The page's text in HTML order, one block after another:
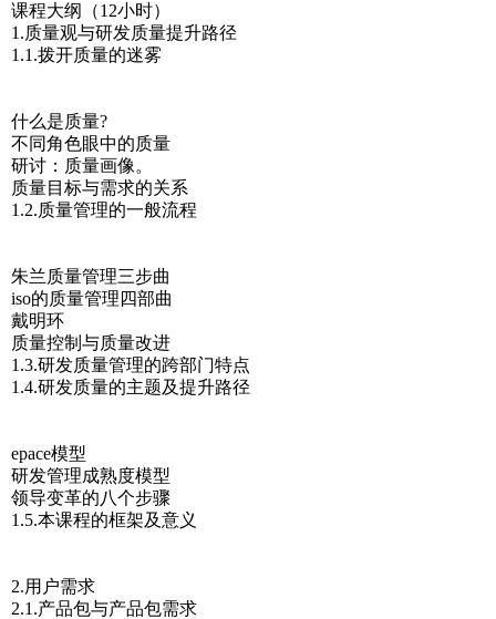
课程大纲（12小时）
1.质量观与研发质量提升路径
1.1.拨开质量的迷雾
什么是质量?
不同角色眼中的质量
研讨：质量画像。
质量目标与需求的关系
1.2.质量管理的一般流程
朱兰质量管理三步曲
iso的质量管理四部曲
戴明环
质量控制与质量改进
1.3.研发质量管理的跨部门特点
1.4.研发质量的主题及提升路径
epace模型
研发管理成熟度模型
领导变革的八个步骤
1.5.本课程的框架及意义
2.用户需求
2.1.产品包与产品包需求